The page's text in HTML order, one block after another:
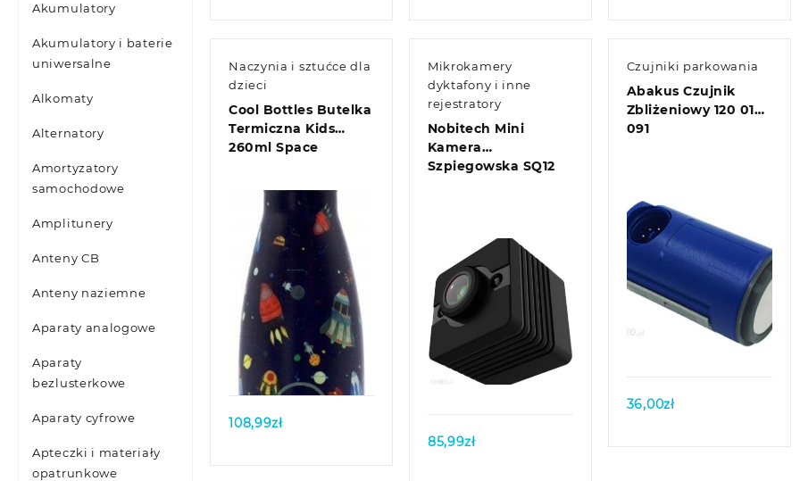
Akumulatory
Akumulatory i baterie
uniwersalne
Alkomaty
Alternatory
Amortyzatory
samochodowe
Amplitunery
Anteny CB
Anteny naziemne
Aparaty analogowe
Aparaty
bezlusterkowe
Aparaty cyfrowe
Apteczki i materiały
opatrunkowe
Naczynia i sztućce dla
dzieci
Cool Bottles Butelka
Termiczna Kids
260ml Space
Quick view
108,99zł
Mikrokamery
dyktafony i inne
rejestratory
Nobitech Mini
Kamera
Szpiegowska SQ12
Quick view
85,99zł
Czujniki parkowania
Abakus Czujnik
Zbliżeniowy 120 01
091
Quick view
36,00zł